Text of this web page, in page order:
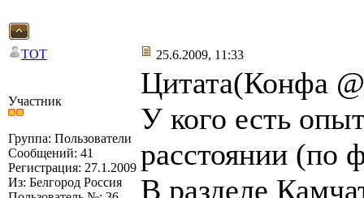
TOT 25.6.2009, 11:33
Участник
Группа: Пользователи
Сообщений: 41
Регистрация: 27.1.2009
Из: Белгород Россия
Цитата(Конфа
У кого есть
расстоянии (по
В разделе